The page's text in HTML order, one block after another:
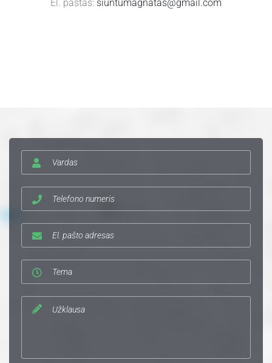
El. paštas: siuntumagnatas@gmail.com